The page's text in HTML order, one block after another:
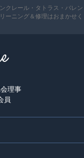
クレール・タトラス・バレン
ーニング＆修理はおまかせく
理事
員